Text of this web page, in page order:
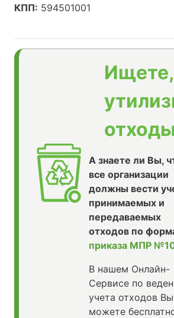
КПП: 594501001
А знаете ли Вы,
все организации
должны вести
принимаемых и
передаваемых
отходов по
приказа МПР
В нашем Онлайн-
Сервисе по
учета отходов Вы
можете